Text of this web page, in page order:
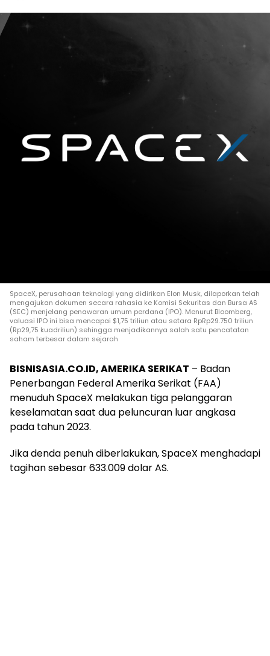
SpaceX, perusahaan teknologi yang didirikan Elon Musk, dilaporkan telah
mengajukan dokumen secara rahasia ke Komisi Sekuritas dan Bursa AS
(SEC) menjelang penawaran umum perdana (IPO). Menurut Bloomberg,
valuasi IPO ini bisa mencapai $1,75 triliun atau setara RpRp29.750 triliun
(Rp29,75 kuadriliun) sehingga menjadikannya salah satu pencatatan
saham terbesar dalam sejarah
BISNISASIA.CO.ID, AMERIKA SERIKAT – Badan
Penerbangan Federal Amerika Serikat (FAA)
menuduh SpaceX melakukan tiga pelanggaran
keselamatan saat dua peluncuran luar angkasa
pada tahun 2023.
Jika denda penuh diberlakukan, SpaceX menghadapi
tagihan sebesar 633.009 dolar AS.